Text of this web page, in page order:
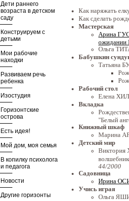
Дети раннего
возраста в детском
саду
Конструируем с
детьми
Мои рабочие
находки
Развиваем речь
ребенка
Изостудия
Горизонтские
острова
Есть идея!
Мой дом, моя семья
В копилку психолога
и педагога
Новости
Другие горизонты
Как наряжать
Как сделать
Мастерская
Арина
ожидании
Ольга
Бабушкин
Татьяна
Рабочий стол
Елена
Вкладка
"Белый
Книжный шкаф
Марина
Детский мир
44/2000
Садовница
Ирина
Учись играя
Ольга